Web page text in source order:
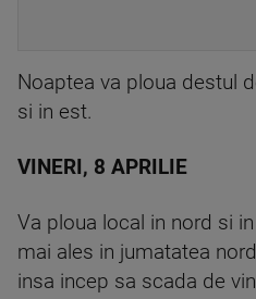
Noaptea va ploua destul
si in est.
VINERI, 8 APRILIE
Va ploua local in nord si
mai ales in jumatatea
insa incep sa scada de